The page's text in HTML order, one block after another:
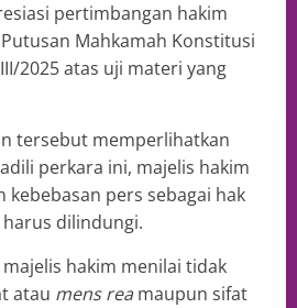
pertimbangan hakim
Mahkamah Konstitusi
2025 atas uji materi yang
tersebut memperlihatkan
perkara ini, majelis hakim
pers sebagai hak
dilindungi.
hakim menilai tidak
atau mens rea maupun sifat